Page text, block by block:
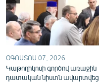
English
Русский
ՀԵՏԵՎԵՔ ՄԵԶ
ՕԳՈՍՏՈՍ 07, 2026
Կաթողիկոսի գործով առաջին
դատական նիստն ավարտվեց